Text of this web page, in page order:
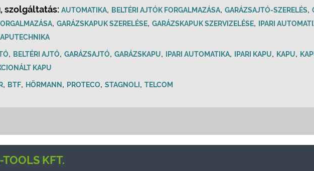
szolgáltatás: AUTOMATIKA, BELTÉRI AJTÓK FORGALMAZÁSA, GARÁZSAJTÓ-SZERELÉS,
, GARÁZSKAPUK SZERELÉSE, GARÁZSKAPUK SZERVIZELÉSE, IPARI
, BELTÉRI AJTÓ, GARÁZSAJTÓ, GARÁZSKAPU, IPARI AUTOMATIKA, IPARI KAPU, KAPU,
KAPU
, BTF, HÖRMANN , PROTECO, STAGNOLI , TELCOM
TOOLS KFT.